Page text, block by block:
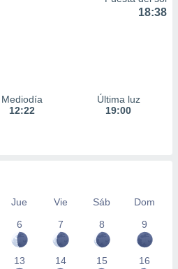
18:38
Mediodía
12:22
Última luz
19:00
Jue Vie Sáb
Dom
6
7 8 9
13 14 15 16